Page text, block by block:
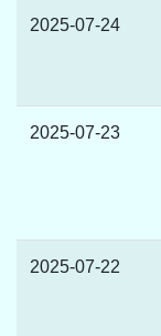
2025-07-24
2025-07-23
2025-07-22